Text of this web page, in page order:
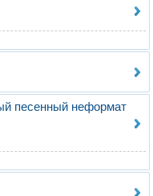
песенный неформат